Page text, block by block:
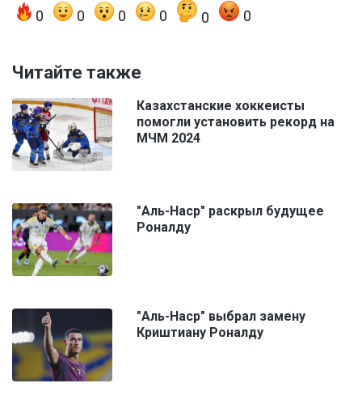
0 0 0 0 0 0
Читайте также
Казахстанские хоккеисты
помогли установить рекорд на
МЧМ 2024
"Аль-Наср" раскрыл будущее
Роналду
"Аль-Наср" выбрал замену
Криштиану Роналду